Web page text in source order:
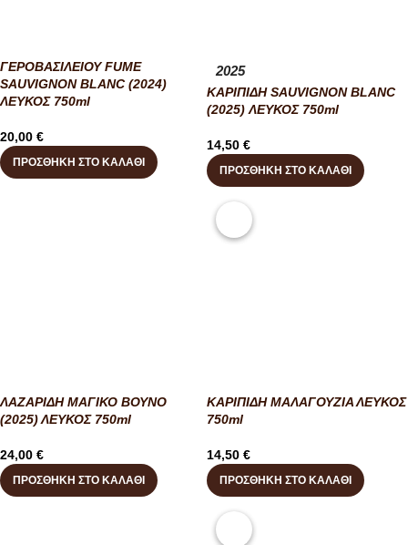
ΓΕΡΟΒΑΣΙΛΕΙΟΥ FUME
SAUVIGNON BLANC (2024)
ΛΕΥΚΟΣ 750ml
20,00 €
ΠΡΟΣΘΉΚΗ ΣΤΟ ΚΑΛΆΘΙ
2025
ΚΑΡΙΠΙΔΗ SAUVIGNON BLANC
(2025) ΛΕΥΚΟΣ 750ml
14,50 €
ΠΡΟΣΘΉΚΗ ΣΤΟ ΚΑΛΆΘΙ
ΛΑΖΑΡΙΔΗ ΜΑΓΙΚΟ ΒΟΥΝΟ
(2025) ΛΕΥΚΟΣ 750ml
24,00 €
ΠΡΟΣΘΉΚΗ ΣΤΟ ΚΑΛΆΘΙ
ΚΑΡΙΠΙΔΗ ΜΑΛΑΓΟΥΖΙΑ ΛΕΥΚΟΣ
750ml
14,50 €
ΠΡΟΣΘΉΚΗ ΣΤΟ ΚΑΛΆΘΙ